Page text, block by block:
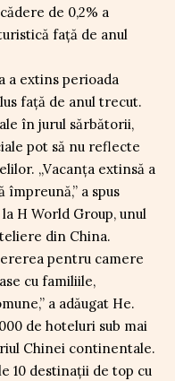
de 0,2% a
față de anul
a extins perioada
față de anul trecut.
în jurul sărbătorii,
pot să nu reflecte
„Vacanța extinsă a
a spus
H World Group, unul
din China.
pentru camere
cu familiile,
a adăugat He.
de hoteluri sub mai
Chinei continentale.
10 destinații de top cu